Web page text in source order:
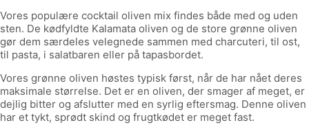
Vores populære cocktail oliven mix findes både med og uden
sten. De kødfyldte Kalamata oliven og de store grønne oliven
gør dem særdeles velegnede sammen med charcuteri, til ost,
til pasta, i salatbaren eller på tapasbordet.
Vores grønne oliven høstes typisk først, når de har nået deres
maksimale størrelse. Det er en oliven, der smager af meget, er
dejlig bitter og afslutter med en syrlig eftersmag. Denne oliven
har et tykt, sprødt skind og frugtkødet er meget fast.